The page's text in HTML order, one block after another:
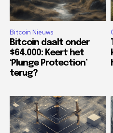
Bitcoin Nieuws
Bitcoin daalt onder
$64.000: Keert het
‘Plunge Protection’
terug?